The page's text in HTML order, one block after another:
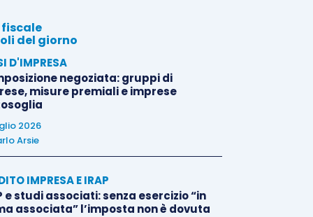
del giorno
D'IMPRESA
negoziata: gruppi di
misure premiali e imprese
2026
Arsie
IMPRESA E IRAP
e studi associati: senza esercizio “in
associata” l’imposta non è dovuta